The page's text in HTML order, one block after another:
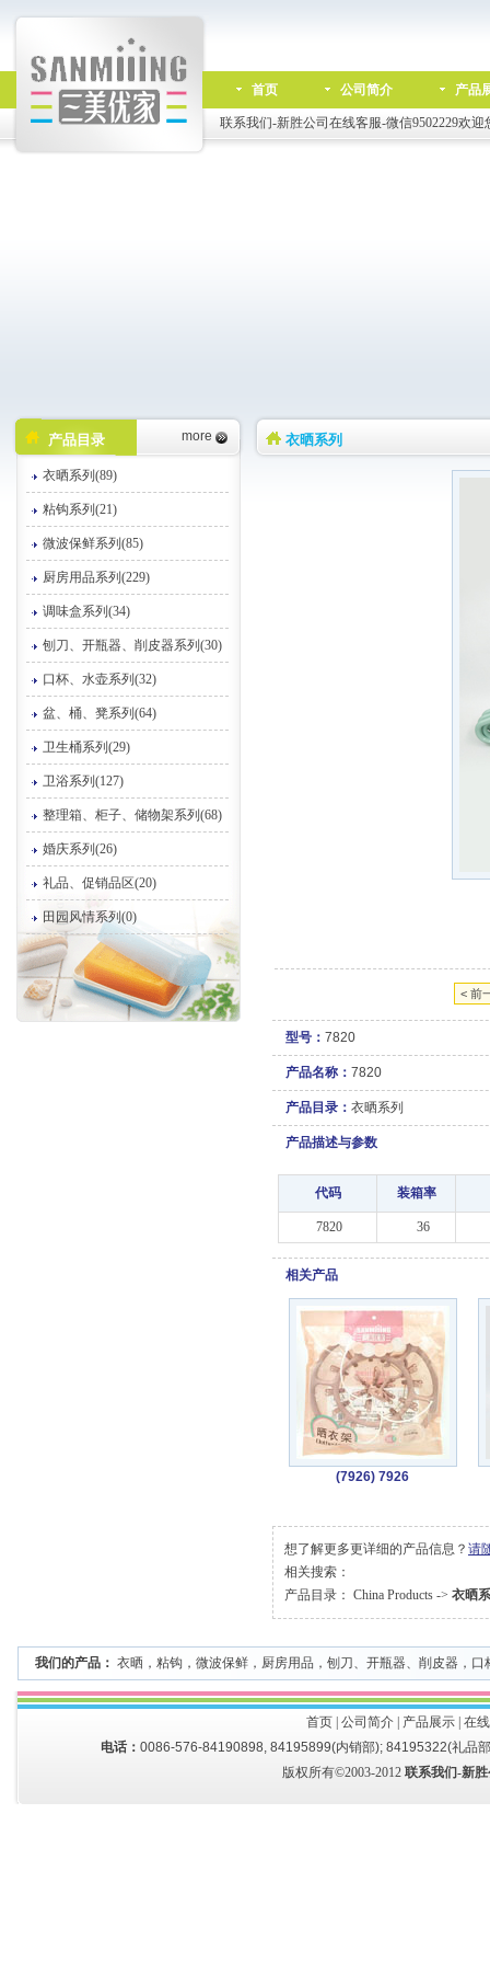
首页 公司简介 产品
联系我们-新胜公司在线客服-微信9502229欢迎
产品目录 more
衣晒系列(89)
粘钩系列(21)
微波保鲜系列(85)
厨房用品系列(229)
调味盒系列(34)
刨刀、开瓶器、削皮器系列(30)
口杯、水壶系列(32)
盆、桶、凳系列(64)
卫生桶系列(29)
卫浴系列(127)
整理箱、柜子、储物架系列(68)
婚庆系列(26)
礼品、促销品区(20)
田园风情系列(0)
衣晒系列
< 前
型号： 7820
产品名称： 7820
产品目录： 衣晒系列
产品描述与参数
代码 装箱率
7820 36
相关产品
(7926) 7926
想了解更多更详细的产品信息？ 请
相关搜索：
产品目录： China Products -> 衣晒
我们的产品： 衣晒 ， 粘钩 ， 微波保鲜 ， 厨房用品 ， 刨刀、开瓶器、削皮器 ， 口
首页| 公司简介| 产品展示| 在
电话： 0086-576-84190898, 84195899(内销部); 84195322(礼品
版权所有©2003-2012 联系我们-新胜